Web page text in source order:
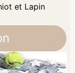
et Lapin